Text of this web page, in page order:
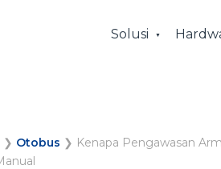
Solusi
❯ Otobus ❯ Kenapa Pengawasan